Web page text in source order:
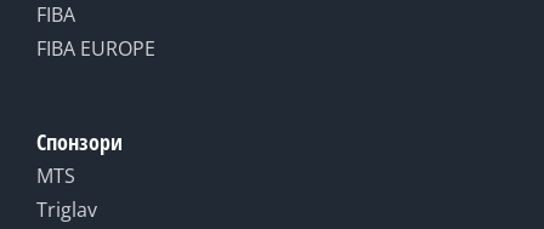
FIBA
FIBA EUROPE
Спонзори
MTS
Triglav